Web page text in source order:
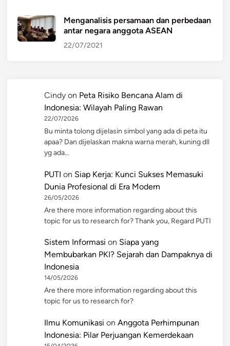
Menganalisis persamaan dan perbedaan
antar negara anggota ASEAN
22/07/2021
Cindy on Peta Risiko Bencana Alam di
Indonesia: Wilayah Paling Rawan
22/07/2026
Bu minta tolong dijelasin simbol yang ada di peta itu
apaa? Dan dijelaskan makna warna merah, kuning dll
yg ada…
PUTI on Siap Kerja: Kunci Sukses Memasuki
Dunia Profesional di Era Modern
26/05/2026
Are there more information regarding about this
topic for us to research for? Thank you, Regard PUTI
Sistem Informasi on Siapa yang
Membubarkan PKI? Sejarah dan Dampaknya di
Indonesia
14/05/2026
Are there more information regarding about this
topic for us to research for?
Ilmu Komunikasi on Anggota Perhimpunan
Indonesia: Pilar Perjuangan Kemerdekaan